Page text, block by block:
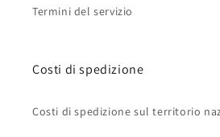
Termini del servizio
Costi di spedizione
Costi di spedizione sul territorio